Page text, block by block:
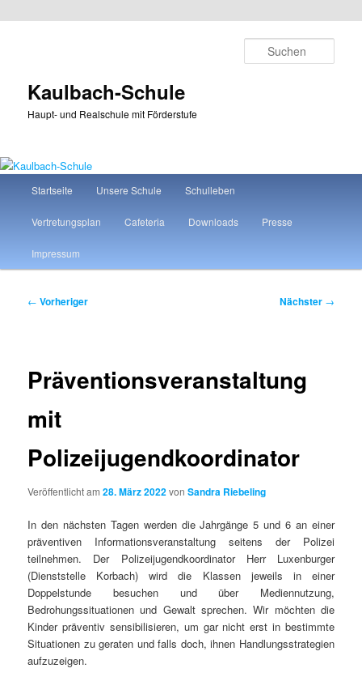
Kaulbach-Schule
Haupt- und Realschule mit Förderstufe
Startseite Unsere Schule Schulleben
Vertretungsplan Cafeteria Downloads Presse
Impressum
Beitragsnavigation
← Vorheriger Nächster →
Präventionsveranstaltung
mit
Polizeijugendkoordinator
Veröffentlicht am28. März 2022vonSandra Riebeling
In den nächsten Tagen werden die Jahrgänge 5 und 6 an einer
präventiven Informationsveranstaltung seitens der Polizei
teilnehmen. Der Polizeijugendkoordinator Herr Luxenburger
(Dienststelle Korbach) wird die Klassen jeweils in einer
Doppelstunde besuchen und über Mediennutzung,
Bedrohungssituationen und Gewalt sprechen. Wir möchten die
Kinder präventiv sensibilisieren, um gar nicht erst in bestimmte
Situationen zu geraten und falls doch, ihnen Handlungsstrategien
aufzuzeigen.